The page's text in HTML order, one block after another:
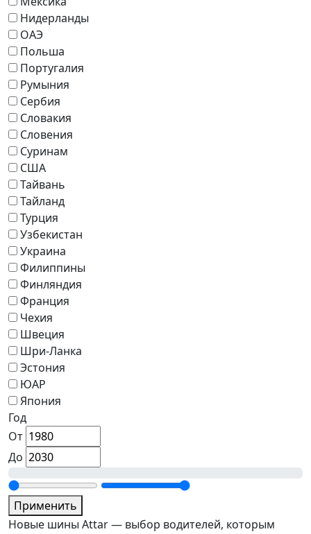
Нидерланды
ОАЭ
Польша
Португалия
Румыния
Сербия
Словакия
Словения
Суринам
США
Тайвань
Тайланд
Турция
Узбекистан
Украина
Филиппины
Финляндия
Франция
Чехия
Швеция
Шри-Ланка
Эстония
ЮАР
Япония
Год
От
До
Применить
Новые шины Attar — выбор водителей, которым